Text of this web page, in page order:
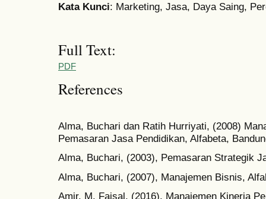
Kata Kunci: Marketing, Jasa, Daya Saing,
Full Text:
PDF
References
Alma, Buchari dan Ratih Hurriyati, (2008)
Pemasaran Jasa Pendidikan, Alfabeta,
Alma, Buchari, (2003), Pemasaran Strategik
Alma, Buchari, (2007), Manajemen Bisnis,
Amir, M. Faisal, (2016), Manajemen Kinerja